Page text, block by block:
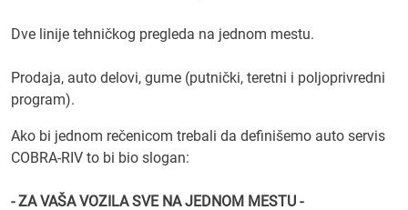
Dve linije tehničkog pregleda na jednom mestu.
Prodaja, auto delovi, gume (putnički, teretni i poljoprivredni
program).
Ako bi jednom rečenicom trebali da definišemo auto servis
COBRA-RIV to bi bio slogan:
- ZA VAŠA VOZILA SVE NA JEDNOM MESTU -